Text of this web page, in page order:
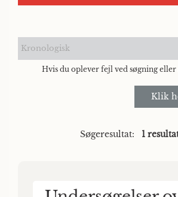
Kronologisk
Hvis du oplever fejl ved søgning
Klik
Søgeresultat: 1